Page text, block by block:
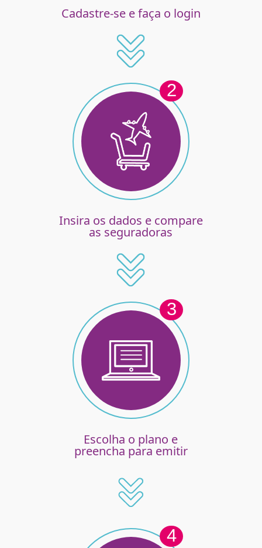
Cadastre-se e faça o login
2
Insira os dados e compare
as seguradoras
3
Escolha o plano e
preencha para emitir
4